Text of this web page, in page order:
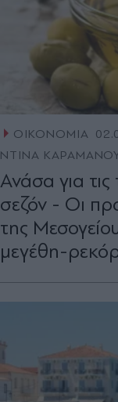
ΟΙΚΟΝΟΜΙΑ
ΝΤΙΝΑ
Ανάσα για
σεζόν - Οι
της
µεγέθη-